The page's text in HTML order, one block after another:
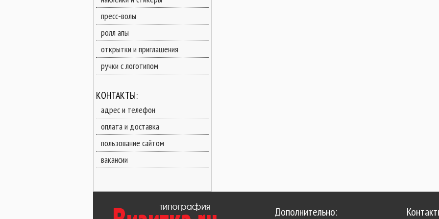
пресс-волы
ролл апы
открытки и приглашения
ручки с логотипом
КОНТАКТЫ:
адрес и телефон
оплата и доставка
пользование сайтом
вакансии
Дополнительно: